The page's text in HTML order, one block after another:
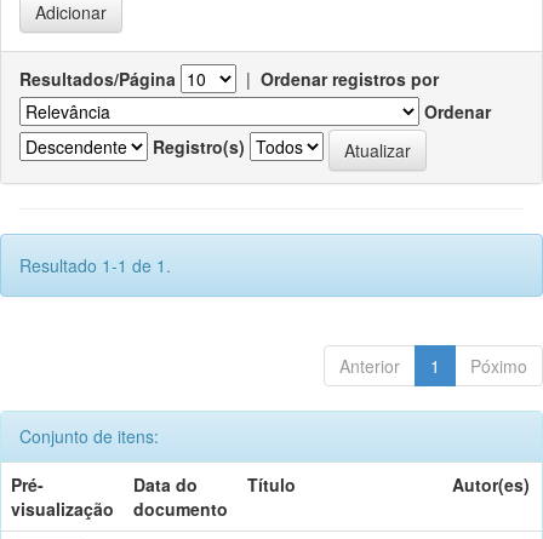
Resultados/Página | Ordenar registros por
Ordenar
Registro(s)
Resultado 1-1 de 1.
Anterior 1 Póximo
Conjunto de itens:
Pré-
visualização
Data do
documento
Título Autor(es)